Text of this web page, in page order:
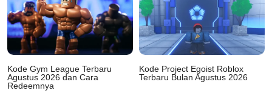
Kode Gym League Terbaru
Agustus 2026 dan Cara
Redeemnya
Kode Project Egoist Roblox
Terbaru Bulan Agustus 2026